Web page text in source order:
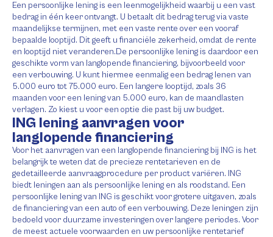
Een persoonlijke lening is een leenmogelijkheid waarbij u een vast
bedrag in één keer ontvangt. U betaalt dit bedrag terug via vaste
maandelijkse termijnen, met een vaste rente over een vooraf
bepaalde looptijd. Dit geeft u financiële zekerheid, omdat de rente
en looptijd niet veranderen.De persoonlijke lening is daardoor een
geschikte vorm van langlopende financiering, bijvoorbeeld voor
een verbouwing. U kunt hiermee eenmalig een bedrag lenen van
5.000 euro tot 75.000 euro. Een langere looptijd, zoals 36
maanden voor een lening van 5.000 euro, kan de maandlasten
verlagen. Zo kiest u voor een optie die past bij uw budget.
ING lening aanvragen voor
langlopende financiering
Voor het aanvragen van een langlopende financiering bij ING is het
belangrijk te weten dat de precieze rentetarieven en de
gedetailleerde aanvraagprocedure per product variëren. ING
biedt leningen aan als persoonlijke lening en als roodstand. Een
persoonlijke lening van ING is geschikt voor grotere uitgaven, zoals
de financiering van een auto of een verbouwing. Deze leningen zijn
bedoeld voor duurzame investeringen over langere periodes. Voor
de meest actuele voorwaarden en uw persoonlijke rentetarief